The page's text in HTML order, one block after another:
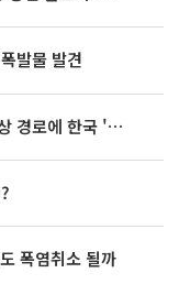
발물 발견
태풍 '돌핀' 이어 '찬홈' 등장…예상 경로에 한국 '한숨'
폭염취소 될까